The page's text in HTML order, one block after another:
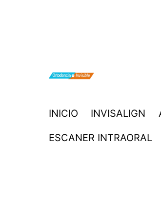
ORTODONCIA
INVISALIGN
INICIO INVISALIGN
ESCANER INTRAORAL